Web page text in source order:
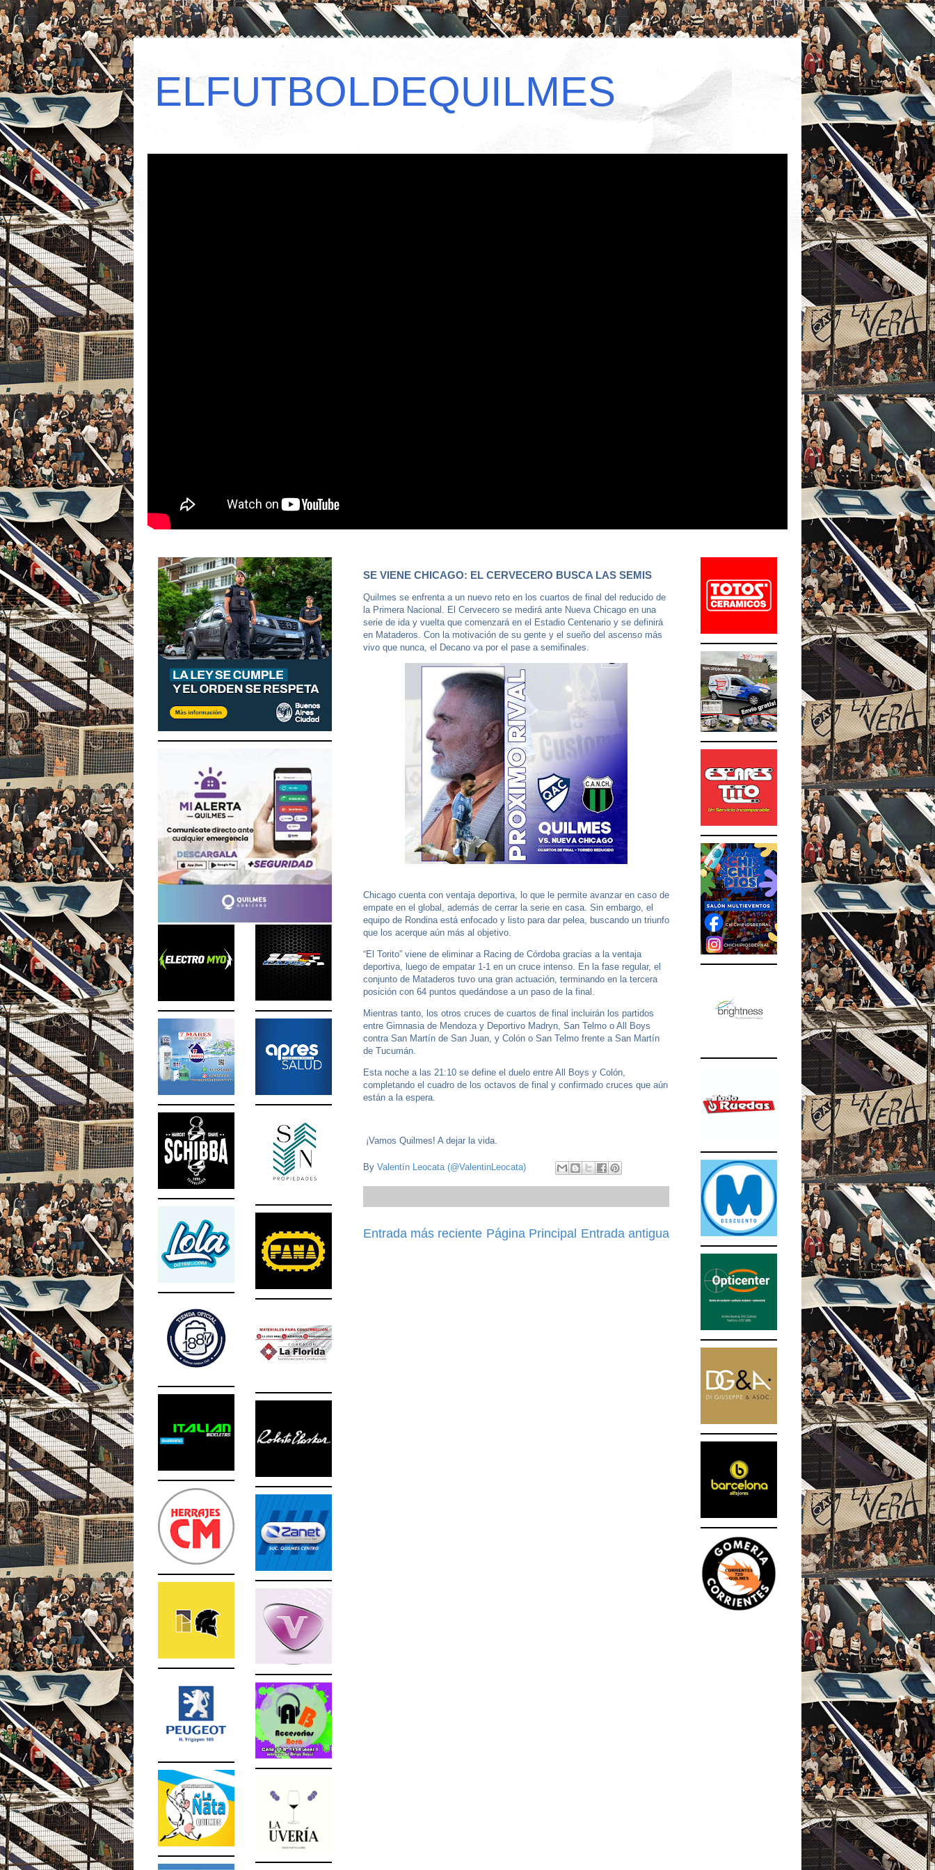
ELFUTBOLDEQUILMES
SE VIENE CHICAGO: EL CERVECERO BUSCA LAS SEMIS
Quilmes se enfrenta a un nuevo reto en los cuartos de final del reducido de
la Primera Nacional. El Cervecero se medirá ante Nueva Chicago en una
serie de ida y vuelta que comenzará en el Estadio Centenario y se definirá
en Mataderos. Con la motivación de su gente y el sueño del ascenso más
vivo que nunca, el Decano va por el pase a semifinales.
Chicago cuenta con ventaja deportiva, lo que le permite avanzar en caso de
empate en el global, además de cerrar la serie en casa. Sin embargo, el
equipo de Rondina está enfocado y listo para dar pelea, buscando un triunfo
que los acerque aún más al objetivo.
“El Torito” viene de eliminar a Racing de Córdoba gracias a la ventaja
deportiva, luego de empatar 1-1 en un cruce intenso. En la fase regular, el
conjunto de Mataderos tuvo una gran actuación, terminando en la tercera
posición con 64 puntos quedándose a un paso de la final.
Mientras tanto, los otros cruces de cuartos de final incluirán los partidos
entre Gimnasia de Mendoza y Deportivo Madryn, San Telmo o All Boys
contra San Martín de San Juan, y Colón o San Telmo frente a San Martín
de Tucumán.
Esta noche a las 21:10 se define el duelo entre All Boys y Colón,
completando el cuadro de los octavos de final y confirmado cruces que aún
están a la espera.
¡Vamos Quilmes! A dejar la vida.
By Valentín Leocata (@ValentinLeocata)
Entrada más reciente Entrada antigua
Página Principal